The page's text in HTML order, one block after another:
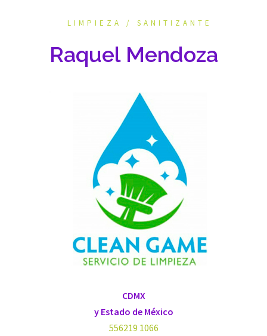
LIMPIEZA / SANITIZANTE
Raquel Mendoza
CDMX
y Estado de México
556219 1066